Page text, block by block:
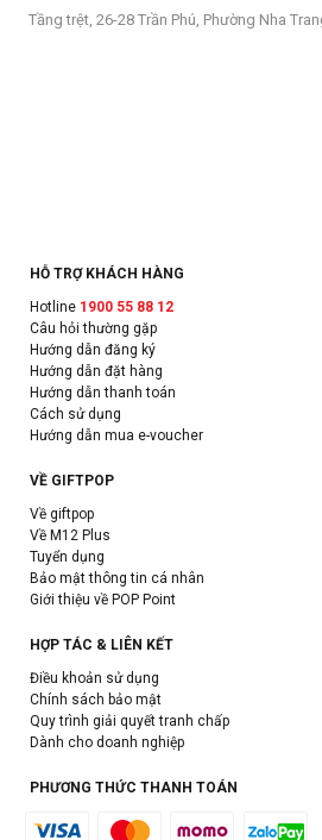
Tầng trệt, 26-28 Trần Phú, Phường Nha
HỖ TRỢ KHÁCH HÀNG
Hotline 1900 55 88 12
Câu hỏi thường gặp
Hướng dẫn đăng ký
Hướng dẫn đặt hàng
Hướng dẫn thanh toán
Cách sử dụng
Hướng dẫn mua e-voucher
VỀ GIFTPOP
Về giftpop
Về M12 Plus
Tuyển dụng
Bảo mật thông tin cá nhân
Giới thiệu về POP Point
HỢP TÁC & LIÊN KẾT
Điều khoản sử dụng
Chính sách bảo mật
Quy trình giải quyết tranh chấp
Dành cho doanh nghiệp
PHƯƠNG THỨC THANH TOÁN